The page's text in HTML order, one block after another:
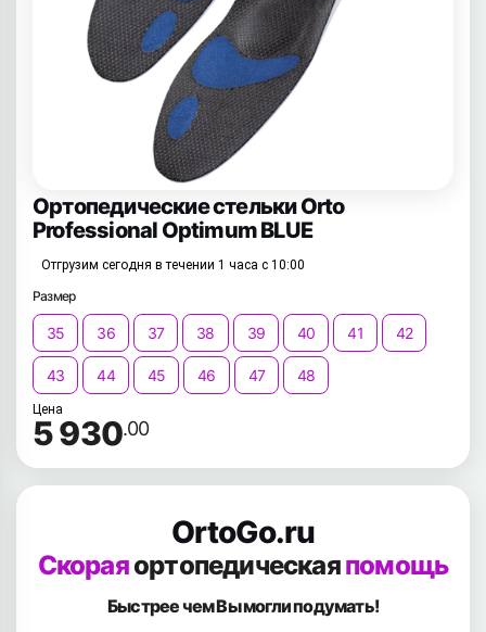
Ортопедические стельки Orto
Professional Optimum BLUE
Отгрузим сегодня в течении 1 часа с 10:00
Размер
35 36 37 38 39 40 41 42
43 44 45 46 47 48
Цена
5 930.00
OrtoGo.ru
Скораяортопедическаяпомощь
Быстрее чем Вымогли подумать!